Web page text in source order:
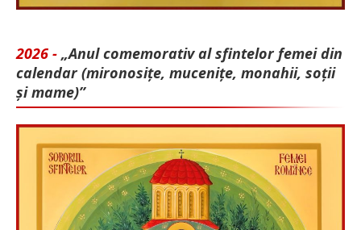
2026 - „Anul comemorativ al sfintelor femei din
calendar (mironosițe, mu­cenițe, monahii, soții
și mame)”